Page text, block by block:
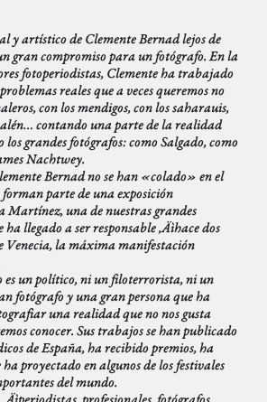
y artístico de Clemente Bernad lejos de
gran compromiso para un fotógrafo. En la
fotoperiodistas, Clemente ha trabajado
reales que a veces queremos no
con los mendigos, con los saharauis,
contando una parte de la realidad
los grandes fotógrafos: como Salgado, como
Nachtwey.
Bernad no se han «colado» en el
forman parte de una exposición
Martínez, una de nuestras grandes
llegado a ser responsable ‚Äìhace dos
Venecia, la máxima manifestación
es un político, ni un filoterrorista, ni un
fotógrafo y una gran persona que ha
una realidad que no nos gusta
conocer. Sus trabajos se han publicado
de España, ha recibido premios, ha
proyectado en algunos de los festivales
del mundo.